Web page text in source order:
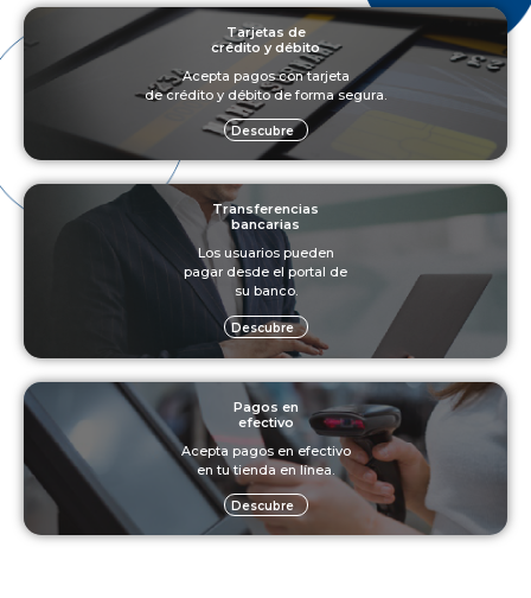
Tarjetas de
crédito y débito
Acepta pagos con tarjeta
de crédito y débito de forma segura.
Descubre
Transferencias
bancarias
Los usuarios pueden
pagar desde el portal de
su banco.
Descubre
Pagos en
efectivo
Acepta pagos en efectivo
en tu tienda en línea.
Descubre